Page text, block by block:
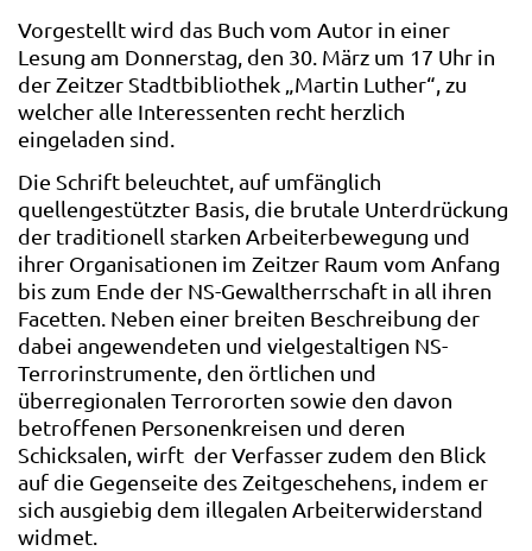
Vorgestellt wird das Buch vom Autor in einer
Lesung am Donnerstag, den 30. März um 17 Uhr in
der Zeitzer Stadtbibliothek „Martin Luther“, zu
welcher alle Interessenten recht herzlich
eingeladen sind.
Die Schrift beleuchtet, auf umfänglich
quellengestützter Basis, die brutale Unterdrückung
der traditionell starken Arbeiterbewegung und
ihrer Organisationen im Zeitzer Raum vom Anfang
bis zum Ende der NS-Gewaltherrschaft in all ihren
Facetten. Neben einer breiten Beschreibung der
dabei angewendeten und vielgestaltigen NS-
Terrorinstrumente, den örtlichen und
überregionalen Terrororten sowie den davon
betroffenen Personenkreisen und deren
Schicksalen, wirft der Verfasser zudem den Blick
auf die Gegenseite des Zeitgeschehens, indem er
sich ausgiebig dem illegalen Arbeiterwiderstand
widmet.